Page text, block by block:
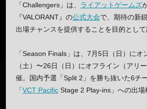
「Challengers」は、 ライアットゲームズ
『VALORANT』の公式大会で、期待の新
出場チャンスを提供することを目的として
「Season Finals」は、7月5日（日）にオ
（土）〜26日（日）にオフライン（アリ
催。国内予選「Split 2」を勝ち抜いた6チ
「VCT Pacific Stage 2 Play-ins」への出場